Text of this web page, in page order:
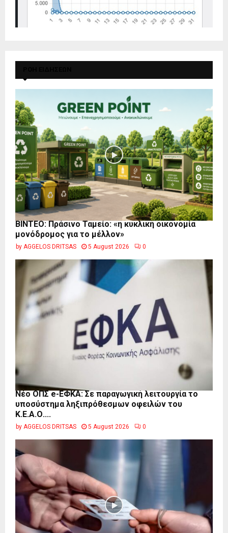
BINTEO: Πράσινο Ταμείο: «η κυκλική οικονομία
μονόδρομος για το μέλλον»
by AGGELOS DRITSAS 5 August 2026 0
Νέο ΟΠΣ e-ΕΦΚΑ: Σε παραγωγική λειτουργία το
υποσύστημα ληξιπρόθεσμων οφειλών του
Κ.Ε.Α.Ο....
by AGGELOS DRITSAS 5 August 2026 0